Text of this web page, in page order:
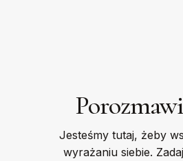
Jesteśmy tutaj, żeby
wyrażaniu siebie.